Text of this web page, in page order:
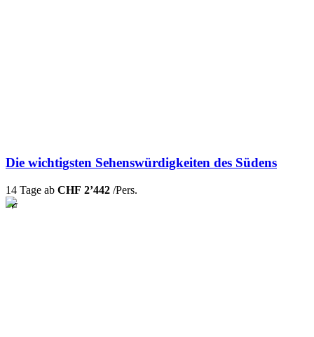
Die wichtigsten Sehenswürdigkeiten des Südens
14 Tage ab CHF 2’442 /Pers.